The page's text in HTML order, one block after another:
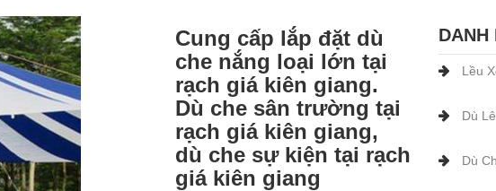
Cung cấp lắp đặt dù
che nắng loại lớn tại
rạch giá kiên giang.
Dù che sân trường tại
rạch giá kiên giang,
dù che sự kiện tại rạch
giá kiên giang
DANH
Lều
Dù
Dù